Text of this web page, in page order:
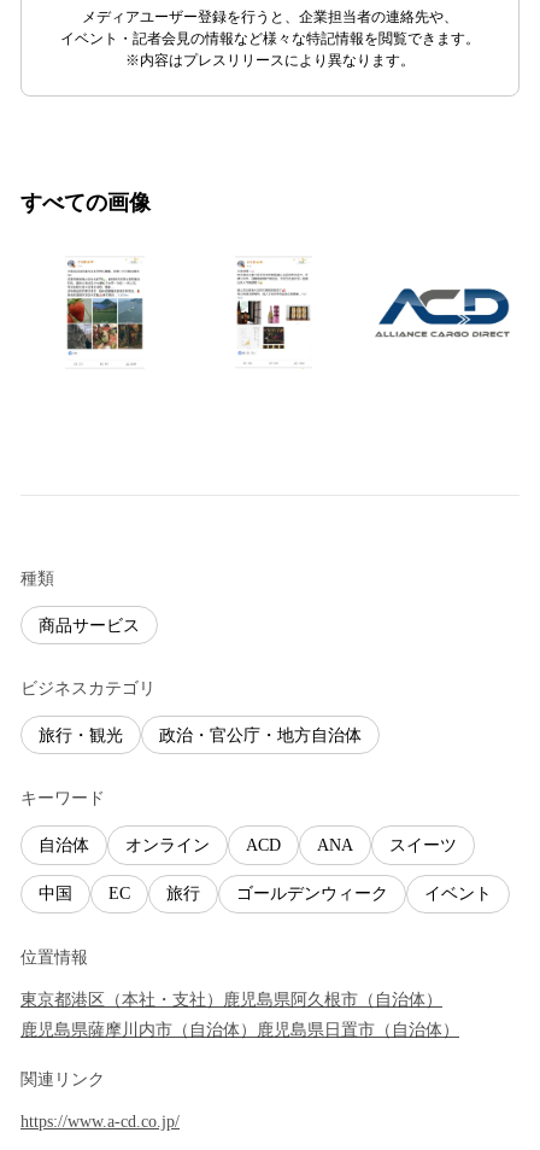
メディアユーザー登録を行うと、企業担当者の連絡先や、
イベント・記者会見の情報など様々な特記情報を閲覧できます。
※内容はプレスリリースにより異なります。
すべての画像
種類
商品サービス
ビジネスカテゴリ
旅行・観光 政治・官公庁・地方自治体
キーワード
自治体 オンライン ACD ANA スイーツ
中国 EC 旅行 ゴールデンウィーク イベント
位置情報
東京都港区 （本社・支社 ） 鹿児島県 阿久根市 （ 自治体）
鹿児島県薩摩川内市 （ 自治体） 鹿児島県 日置市 （ 自治体）
関連リンク
https://www.a-cd.co.jp/